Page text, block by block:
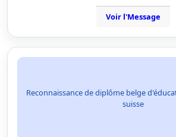
Voir l'Message
Reconnaissance de diplôme belge
suisse